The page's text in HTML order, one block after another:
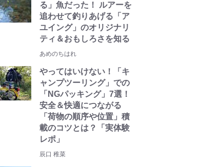
る」魚だった！ ルアーを
追わせて釣りあげる「ア
ユイング」のオリジナリ
ティ＆おもしろさを知る
あめのちはれ
やってはいけない！「キ
ャンプツーリング」での
「NGパッキング」7選！
安全＆快適につながる
「荷物の順序や位置」積
載のコツとは？「実体験
レポ」
辰口 稚菜